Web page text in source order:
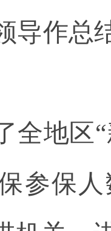
导作总
全地区
参保